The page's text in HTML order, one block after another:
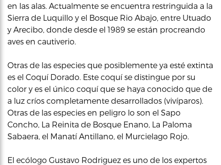
en las alas. Actualmente se encuentra restringuida a la
Sierra de Luquillo y el Bosque Rio Abajo, entre Utuado
y Arecibo, donde desde el 1989 se están procreando
aves en cautiverio.
Otras de las especies que posiblemente ya esté extinta
es el Coquí Dorado. Este coquí se distingue por su
color y es el único coquí que se haya conocido que de
a luz críos completamente desarrollados (vivíparos).
Otras de las especies en peligro lo son el Sapo
Concho, La Reinita de Bosque Enano, La Paloma
Sabaera, el Manatí Antillano, el Murcielago Rojo.
El ecólogo Gustavo Rodriguez es uno de los expertos